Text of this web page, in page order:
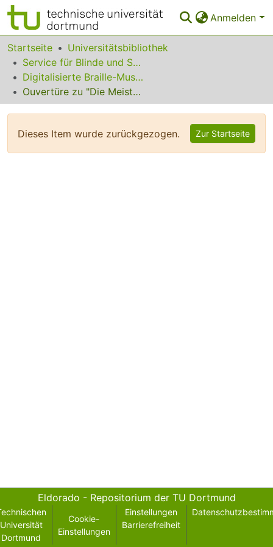
Anmelden
Bereiche & Sammlungen
Das gesamte Repositorium
Statistiken
Startseite
Universitätsbibliothek
Service für Blinde und Sehbehinderte
Digitalisierte Braille-Musik-Matrizen des VzfB
Ouvertüre zu "Die Meistersinger von Nürnberg"
Dieses Item wurde zurückgezogen. Zur Startseite
Eldorado - Repositorium der TU Dortmund
Universität
Dortmund
Cookie-
Einstellungen
Einstellungen
Barrierefreiheit